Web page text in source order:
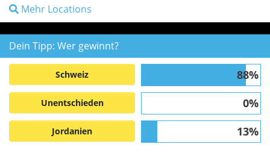
Mehr Locations
Dein Tipp: Wer gewinnt?
Schweiz 88%
Unentschieden 0%
Jordanien 13%